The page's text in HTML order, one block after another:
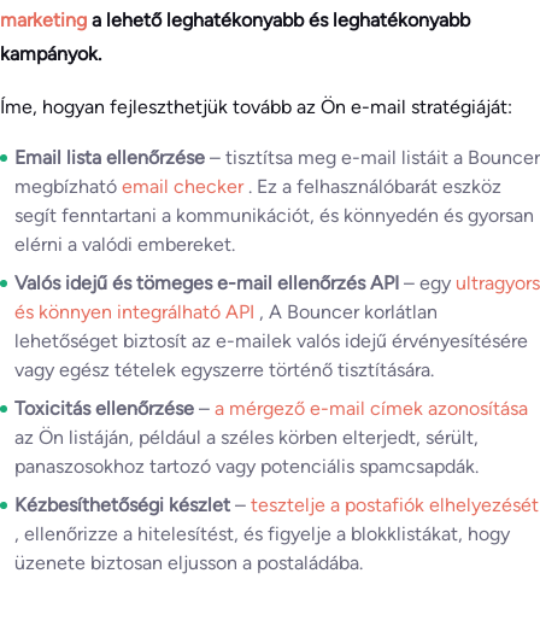
marketing a lehető leghatékonyabb és leghatékonyabb
kampányok.
Íme, hogyan fejleszthetjük tovább az Ön e-mail stratégiáját:
Email lista ellenőrzése – tisztítsa meg e-mail listáit a Bouncer
megbízható email checker. Ez a felhasználóbarát eszköz
segít fenntartani a kommunikációt, és könnyedén és gyorsan
elérni a valódi embereket.
Valós idejű és tömeges e-mail ellenőrzés API – egy ultragyors
és könnyen integrálható API , A Bouncer korlátlan
lehetőséget biztosít az e-mailek valós idejű érvényesítésére
vagy egész tételek egyszerre történő tisztítására.
Toxicitás ellenőrzése – a mérgező e-mail címek azonosítása
az Ön listáján, például a széles körben elterjedt, sérült,
panaszosokhoz tartozó vagy potenciális spamcsapdák.
Kézbesíthetőségi készlet – tesztelje a postafiók elhelyezését
, ellenőrizze a hitelesítést, és figyelje a blokklistákat, hogy
üzenete biztosan eljusson a postaládába.